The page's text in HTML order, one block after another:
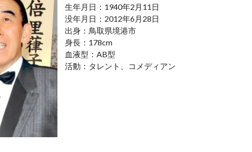
生年月日：1940年2月11日
没年月日：2012年6月28日
出身：鳥取県境港市
身長：178cm
血液型：AB型
活動：タレント、コメディアン